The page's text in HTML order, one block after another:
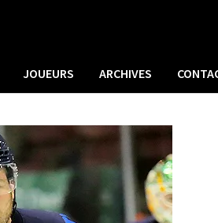
JOUEURS ARCHIVES